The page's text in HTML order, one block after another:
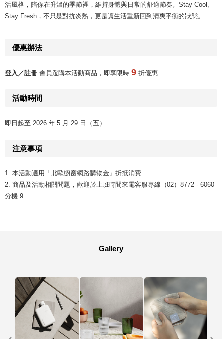
活風格，陪你在升溫的季節裡，維持身體與日常的舒適節奏。Stay Cool,
Stay Fresh，不只是對抗炎熱，更是讓生活重新回到清爽平衡的狀態。
優惠辦法
登入／註冊 會員選購本活動商品，即享限時 9 折優惠
活動時間
即日起至 2026 年 5 月 29 日（五）
注意事項
1. 本活動適用「北歐櫥窗網路購物金」折抵消費
2. 商品及活動相關問題，歡迎於上班時間來電客服專線（02）8772 - 6060
分機 9
Gallery